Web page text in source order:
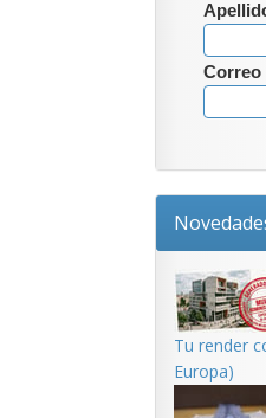
Correo
Tu render
Europa)